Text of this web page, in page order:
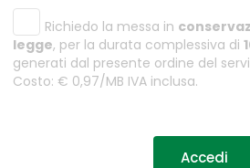
Richiedo la messa in
legge, per la durata complessiva di
generati dal presente ordine del
Costo: € 0,97/MB IVA inclusa.
Accedi